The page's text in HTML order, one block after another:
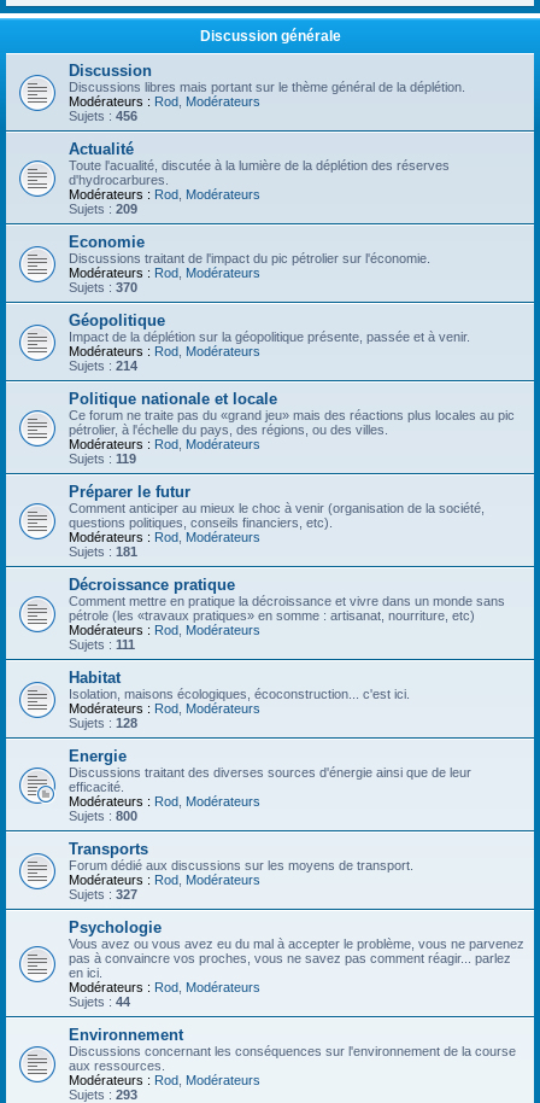
Discussion générale
Discussion
Discussions libres mais portant sur le thème général de la déplétion.
Modérateurs : Rod Modérateurs
Sujets : 456
Actualité
Toute l'acualité, discutée à la lumière de la déplétion des réserves
d'hydrocarbures.
Modérateurs : Rod Modérateurs
Sujets : 209
Economie
Discussions traitant de l'impact du pic pétrolier sur l'économie.
Modérateurs : Rod Modérateurs
Sujets : 370
Géopolitique
Impact de la déplétion sur la géopolitique présente, passée et à venir.
Modérateurs : Rod Modérateurs
Sujets : 214
Politique nationale et locale
Ce forum ne traite pas du «grand jeu» mais des réactions plus locales au pic
pétrolier, à l'échelle du pays, des régions, ou des villes.
Modérateurs : Rod Modérateurs
Sujets : 119
Préparer le futur
Comment anticiper au mieux le choc à venir (organisation de la société,
questions politiques, conseils financiers, etc).
Modérateurs : Rod Modérateurs
Sujets : 181
Décroissance pratique
Comment mettre en pratique la décroissance et vivre dans un monde sans
pétrole (les «travaux pratiques» en somme : artisanat, nourriture, etc)
Modérateurs : Rod Modérateurs
Sujets : 111
Habitat
Isolation, maisons écologiques, écoconstruction... c'est ici.
Modérateurs : Rod Modérateurs
Sujets : 128
Energie
Discussions traitant des diverses sources d'énergie ainsi que de leur
efficacité.
Modérateurs : Rod Modérateurs
Sujets : 800
Transports
Forum dédié aux discussions sur les moyens de transport.
Modérateurs : Rod Modérateurs
Sujets : 327
Psychologie
Vous avez ou vous avez eu du mal à accepter le problème, vous ne parvenez
pas à convaincre vos proches, vous ne savez pas comment réagir... parlez
en ici.
Modérateurs : Rod Modérateurs
Sujets : 44
Environnement
Discussions concernant les conséquences sur l'environnement de la course
aux ressources.
Modérateurs : Rod Modérateurs
Sujets : 293